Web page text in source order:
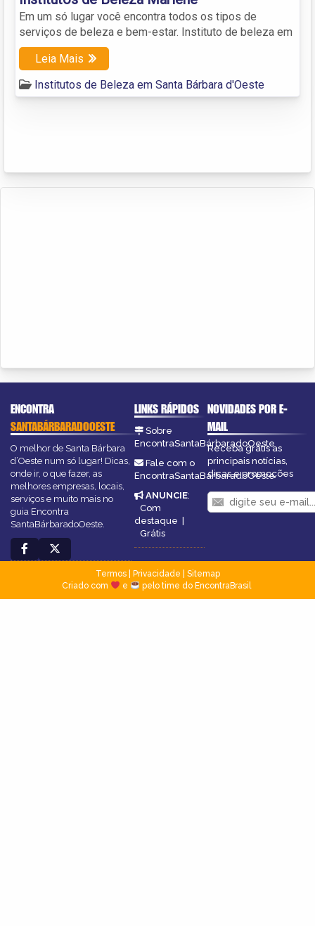
Em um só lugar você encontra todos os tipos de
serviços de beleza e bem-estar. Instituto de beleza em
Leia Mais
Institutos de Beleza em Santa Bárbara d'Oeste
ENCONTRA
SANTABÁRBARADOOESTE
O melhor de Santa Bárbara
d’Oeste num só lugar! Dicas,
onde ir, o que fazer, as
melhores empresas, locais,
serviços e muito mais no
guia Encontra
SantaBárbaradoOeste.
LINKS RÁPIDOS
Sobre
EncontraSantaBárbaradoOeste
Fale com o
EncontraSantaBárbaradoOeste
ANUNCIE:
Com
destaque |
Grátis
NOVIDADES POR E-
MAIL
Receba grátis as
principais notícias,
dicas e promoções
Termos| Privacidade
Sitemap
Criado com
e pelo time do EncontraBrasil